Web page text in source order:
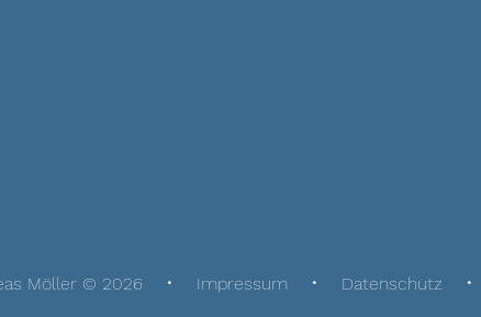
Möller © 2026 Impressum Datenschutz